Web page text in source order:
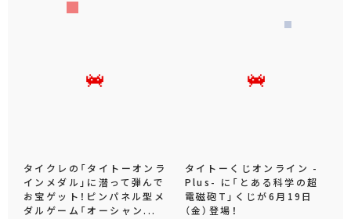
タイクレの「タイトーオンラ
インメダル」に潜って弾んで
お宝ゲット！ピンパネル型メ
ダルゲーム「オーシャン...
タイトーくじオンライン -
Plus- に「とある科学の超
電磁砲T」くじが6月19日
（金）登場！